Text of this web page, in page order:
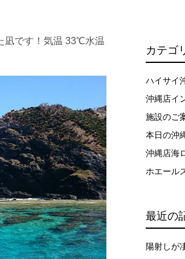
凪です！気温 33℃水温
カテゴ
ハイサイ
沖縄店イ
施設のご
本日の沖
沖縄店海
ホエール
最近の
陽射しが
、エントリーの順番はガイドが決定しま
とを嫌い、逃げてしまう場合があります
度でもそのような行動を取る人間を嫌が
、万が一海にエントリーできなかった場
る中でスノーケリングを行う場合が多く
ないと判断した場合には、参加をお断り
ますので、あらかじめご了承ください。